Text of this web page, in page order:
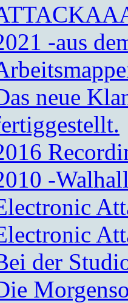
-aus
neue
-
der